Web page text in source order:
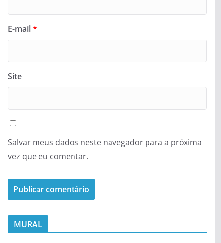
E-mail*
Site
Salvar meus dados neste navegador para a próxima
vez que eu comentar.
MURAL